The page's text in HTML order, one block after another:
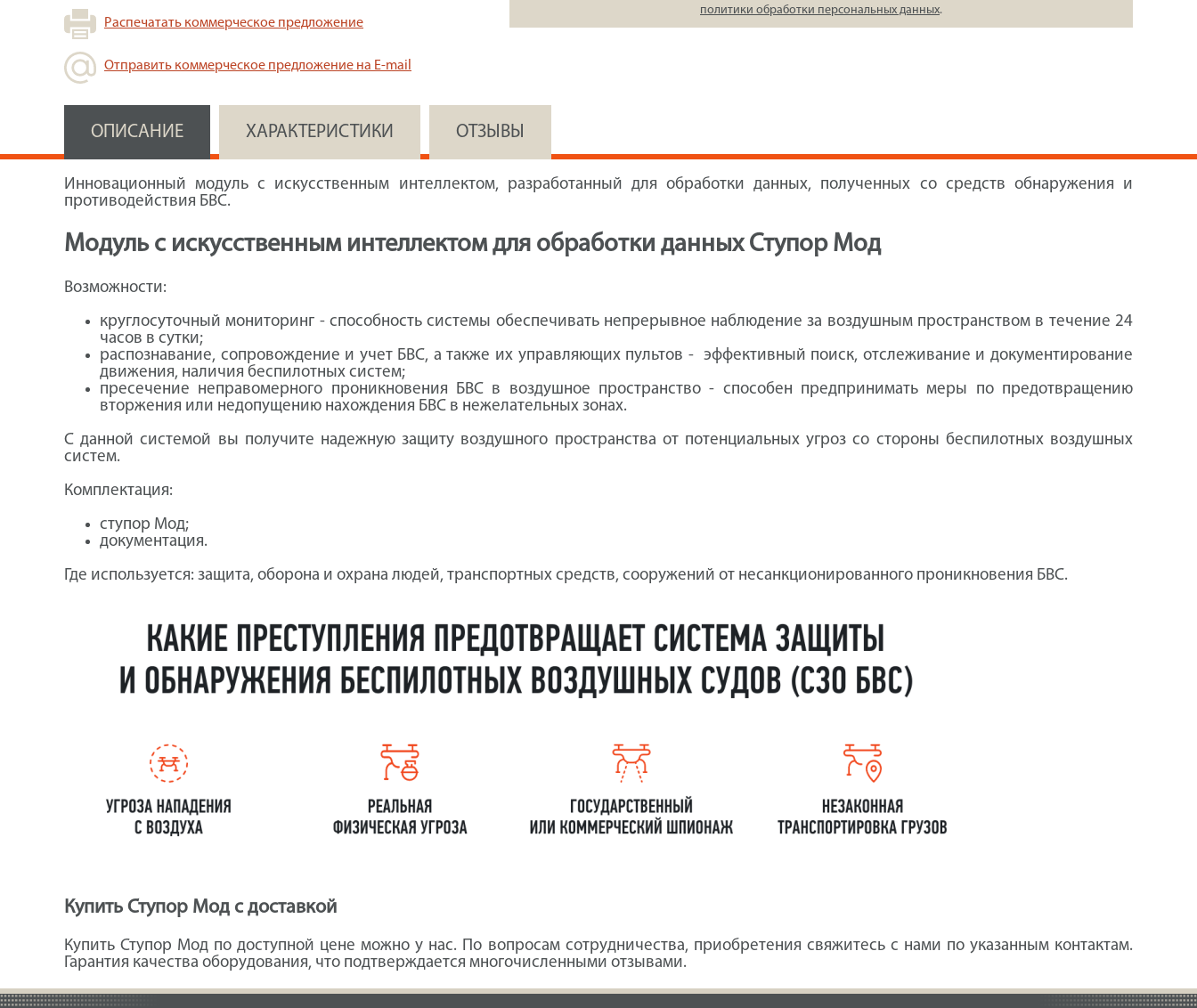
Распечатать коммерческое предложение
Отправить коммерческое предложение на E-mail
политики обработки персональных данных.
ОПИСАНИЕ ХАРАКТЕРИСТИКИ ОТЗЫВЫ
Инновационный модуль с искусственным интеллектом, разработанный для обработки данных, полученных со средств обнаружения и
противодействия БВС.
Модуль с искусственным интеллектом для обработки данных Ступор Мод
Возможности:
круглосуточный мониторинг - способность системы обеспечивать непрерывное наблюдение за воздушным пространством в течение 24
часов в сутки;
распознавание, сопровождение и учет БВС, а также их управляющих пультов - эффективный поиск, отслеживание и документирование
движения, наличия беспилотных систем;
пресечение неправомерного проникновения БВС в воздушное пространство - способен предпринимать меры по предотвращению
вторжения или недопущению нахождения БВС в нежелательных зонах.
С данной системой вы получите надежную защиту воздушного пространства от потенциальных угроз со стороны беспилотных воздушных
систем.
Комплектация:
ступор Мод;
документация.
Где используется: защита, оборона и охрана людей, транспортных средств, сооружений от несанкционированного проникновения БВС.
Купить Ступор Мод с доставкой
Купить Ступор Мод по доступной цене можно у нас. По вопросам сотрудничества, приобретения свяжитесь с нами по указанным контактам.
Гарантия качества оборудования, что подтверждается многочисленными отзывами.